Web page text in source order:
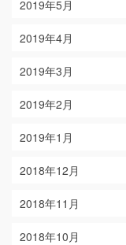
2019年5月
2019年4月
2019年3月
2019年2月
2019年1月
2018年12月
2018年11月
2018年10月